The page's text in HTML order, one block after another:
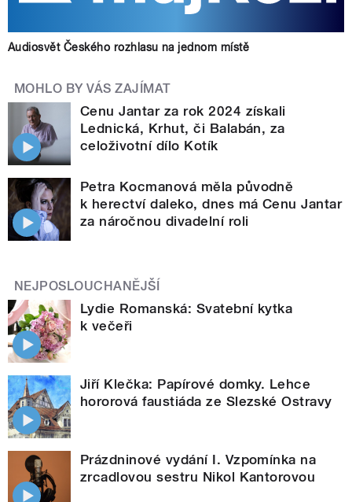
Audiosvět Českého rozhlasu na jednom místě
MOHLO BY VÁS ZAJÍMAT
Cenu Jantar za rok 2024 získali
Lednická, Krhut, či Balabán, za
celoživotní dílo Kotík
Petra Kocmanová měla původně
k herectví daleko, dnes má Cenu Jantar
za náročnou divadelní roli
NEJPOSLOUCHANĚJŠÍ
Lydie Romanská: Svatební kytka
k večeři
Jiří Klečka: Papírové domky. Lehce
hororová faustiáda ze Slezské Ostravy
Prázdninové vydání I. Vzpomínka na
zrcadlovou sestru Nikol Kantorovou